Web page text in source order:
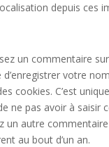
depuis ces
un commentaire
votre
cookies. C’est
ne pas avoir à saisir
un autre
au bout d’un an.